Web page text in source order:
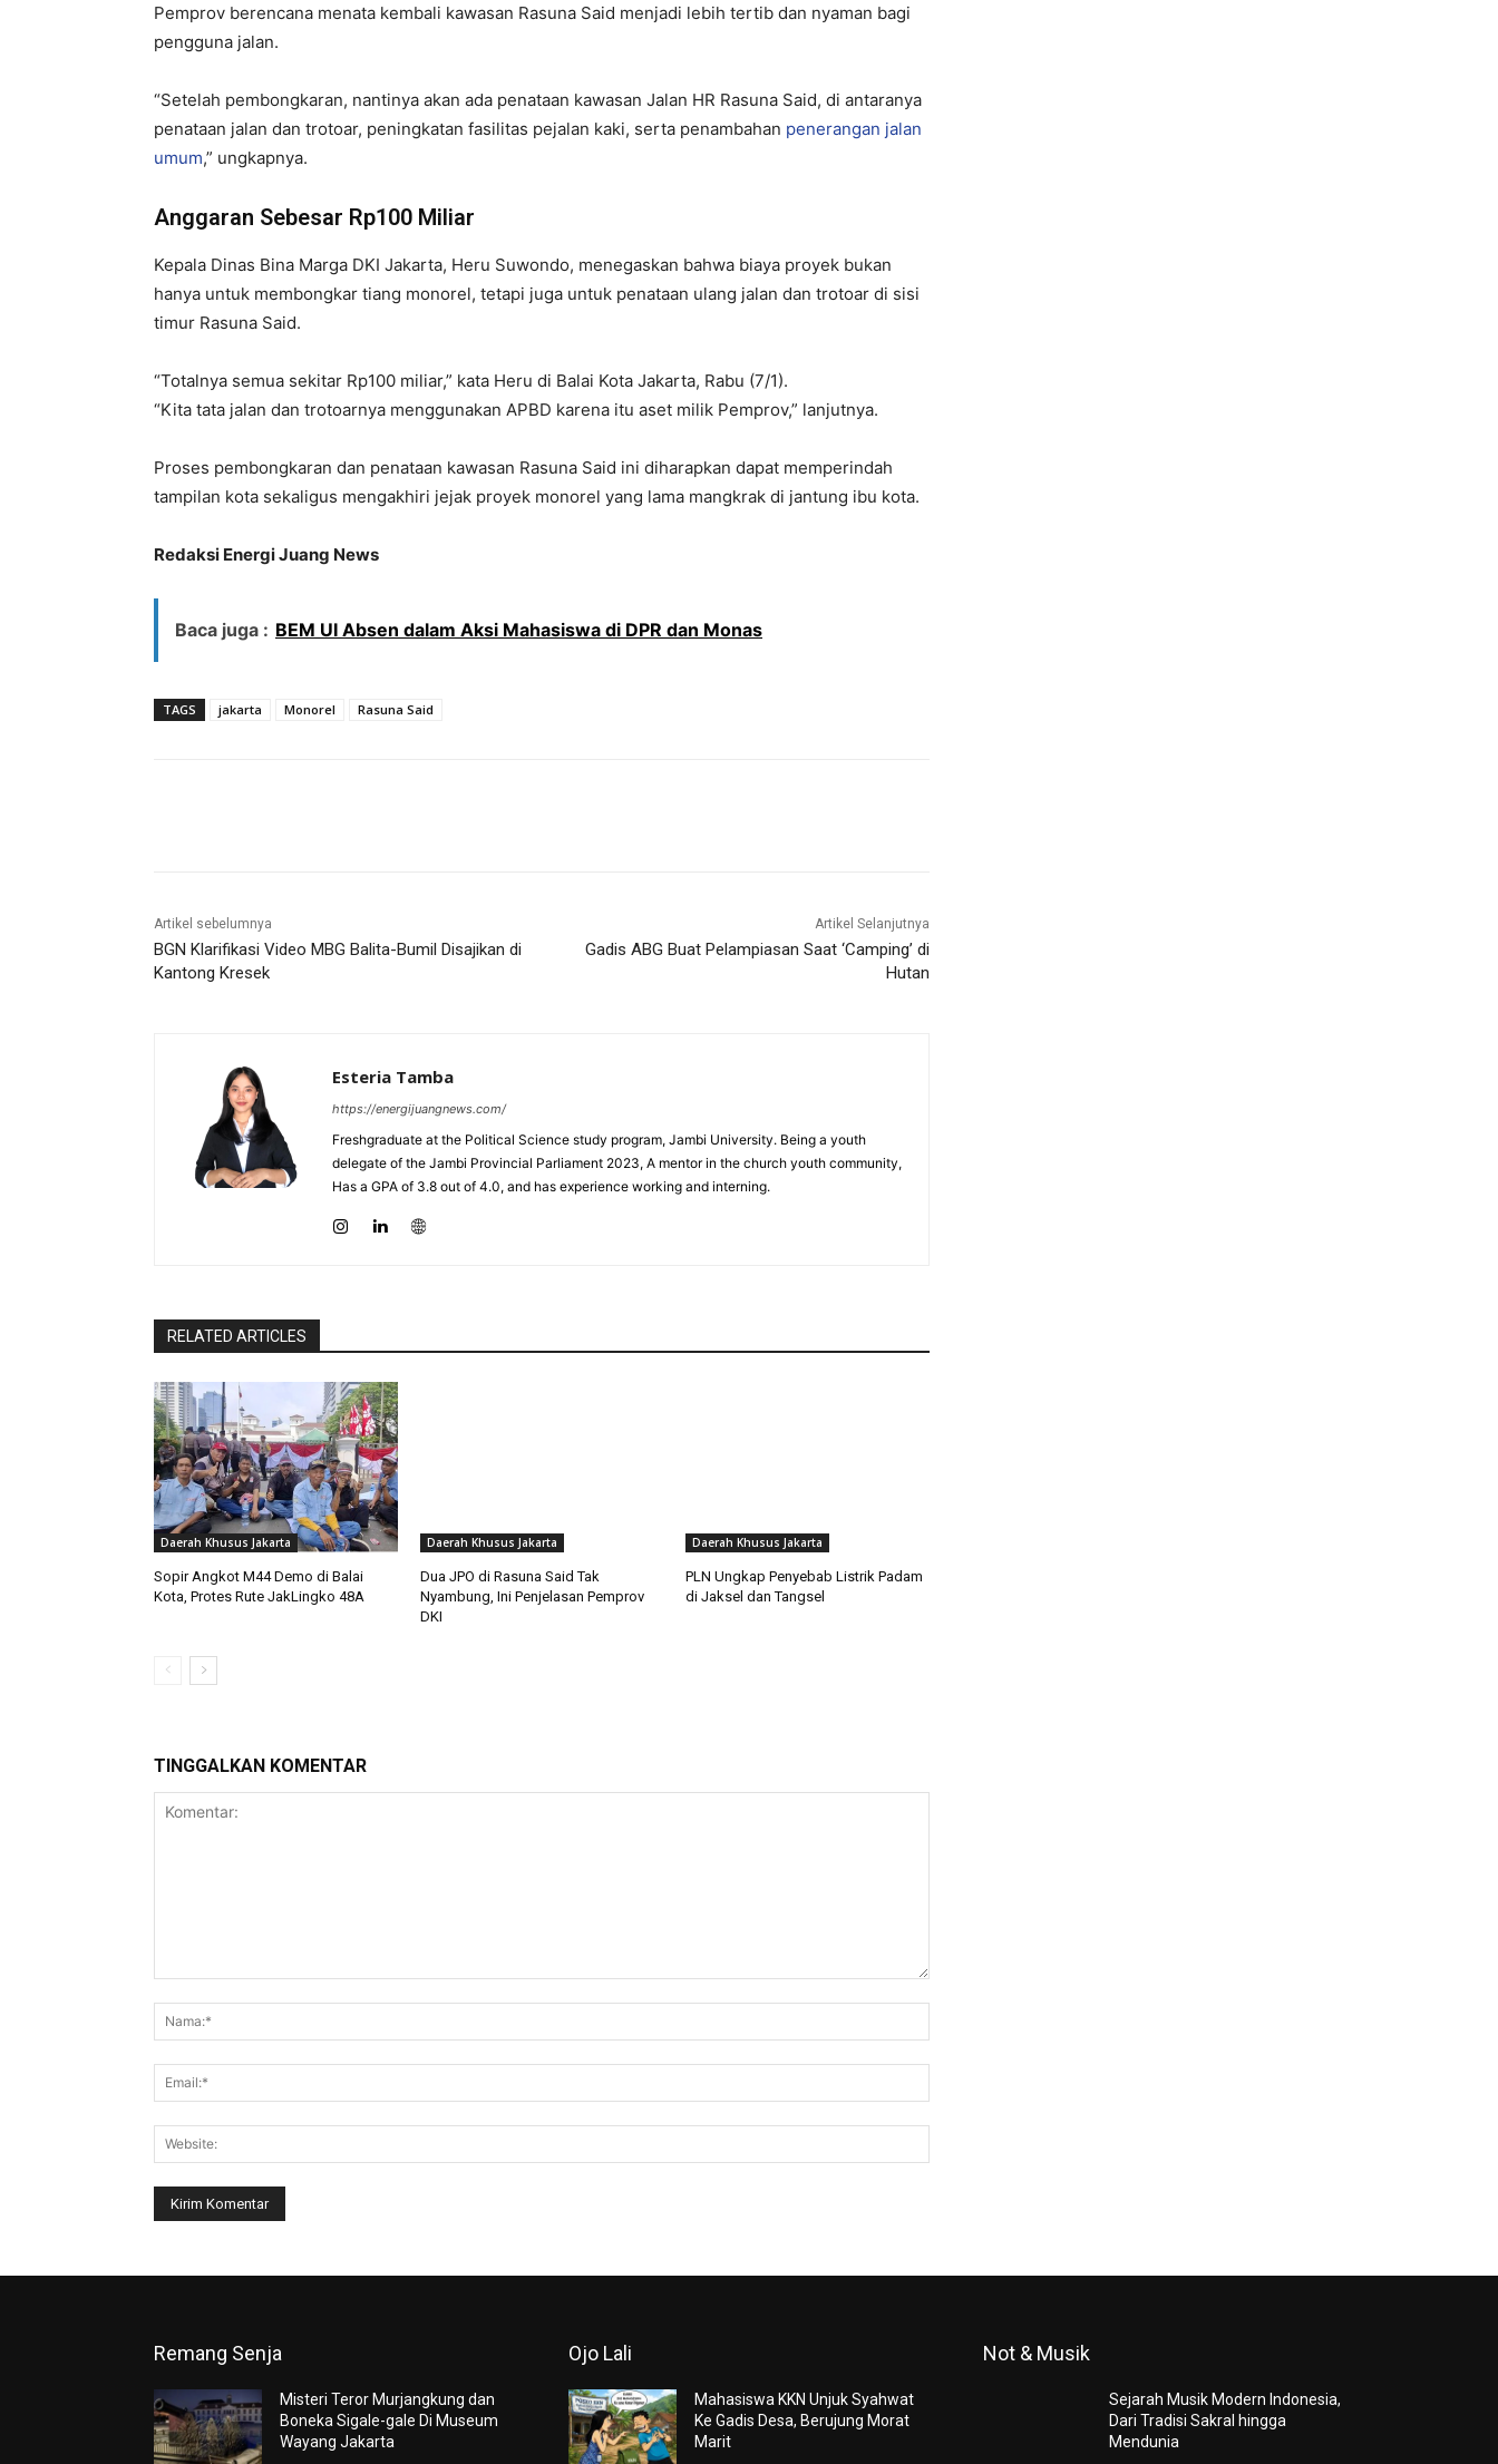
Pemprov berencana menata kembali kawasan Rasuna Said menjadi lebih tertib dan nyaman bagi
pengguna jalan.
“Setelah pembongkaran, nantinya akan ada penataan kawasan Jalan HR Rasuna Said, di antaranya
penataan jalan dan trotoar, peningkatan fasilitas pejalan kaki, serta penambahan penerangan jalan
umum,” ungkapnya.
Anggaran Sebesar Rp100 Miliar
Kepala Dinas Bina Marga DKI Jakarta, Heru Suwondo, menegaskan bahwa biaya proyek bukan
hanya untuk membongkar tiang monorel, tetapi juga untuk penataan ulang jalan dan trotoar di sisi
timur Rasuna Said.
“Totalnya semua sekitar Rp100 miliar,” kata Heru di Balai Kota Jakarta, Rabu (7/1).
“Kita tata jalan dan trotoarnya menggunakan APBD karena itu aset milik Pemprov,” lanjutnya.
Proses pembongkaran dan penataan kawasan Rasuna Said ini diharapkan dapat memperindah
tampilan kota sekaligus mengakhiri jejak proyek monorel yang lama mangkrak di jantung ibu kota.
Redaksi Energi Juang News
Baca juga : BEM UI Absen dalam Aksi Mahasiswa di DPR dan Monas
TAGS jakarta Monorel Rasuna Said
Artikel sebelumnya
BGN Klarifikasi Video MBG Balita-Bumil Disajikan di
Kantong Kresek
Artikel Selanjutnya
Gadis ABG Buat Pelampiasan Saat ‘Camping’ di
Hutan
Esteria Tamba
https://energijuangnews.com/
Freshgraduate at the Political Science study program, Jambi University. Being a youth
delegate of the Jambi Provincial Parliament 2023, A mentor in the church youth community,
Has a GPA of 3.8 out of 4.0, and has experience working and interning.
RELATED ARTICLES
Daerah Khusus Jakarta
Sopir Angkot M44 Demo di Balai
Kota, Protes Rute JakLingko 48A
Daerah Khusus Jakarta
Dua JPO di Rasuna Said Tak
Nyambung, Ini Penjelasan Pemprov
DKI
Daerah Khusus Jakarta
PLN Ungkap Penyebab Listrik Padam
di Jaksel dan Tangsel
TINGGALKAN KOMENTAR
Remang Senja
Misteri Teror Murjangkung dan
Boneka Sigale-gale Di Museum
Wayang Jakarta
Ojo Lali
Mahasiswa KKN Unjuk Syahwat
Ke Gadis Desa, Berujung Morat
Marit
Not & Musik
Sejarah Musik Modern Indonesia,
Dari Tradisi Sakral hingga
Mendunia